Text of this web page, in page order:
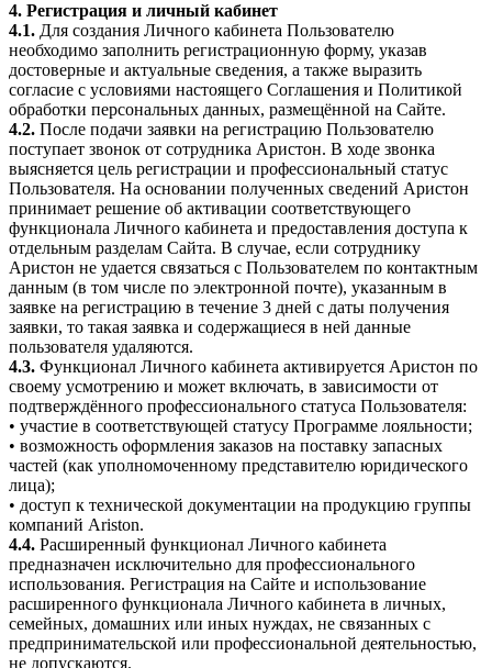
4. Регистрация и личный кабинет
4.1. Для создания Личного кабинета Пользователю
необходимо заполнить регистрационную форму, указав
достоверные и актуальные сведения, а также выразить
согласие с условиями настоящего Соглашения и Политикой
обработки персональных данных, размещённой на Сайте.
4.2. После подачи заявки на регистрацию Пользователю
поступает звонок от сотрудника Аристон. В ходе звонка
выясняется цель регистрации и профессиональный статус
Пользователя. На основании полученных сведений Аристон
принимает решение об активации соответствующего
функционала Личного кабинета и предоставления доступа к
отдельным разделам Сайта. В случае, если сотруднику
Аристон не удается связаться с Пользователем по контактным
данным (в том числе по электронной почте), указанным в
заявке на регистрацию в течение 3 дней с даты получения
заявки, то такая заявка и содержащиеся в ней данные
пользователя удаляются.
4.3. Функционал Личного кабинета активируется Аристон по
своему усмотрению и может включать, в зависимости от
подтверждённого профессионального статуса Пользователя:
• участие в соответствующей статусу Программе лояльности;
• возможность оформления заказов на поставку запасных
частей (как уполномоченному представителю юридического
лица);
• доступ к технической документации на продукцию группы
компаний Ariston.
4.4. Расширенный функционал Личного кабинета
предназначен исключительно для профессионального
использования. Регистрация на Сайте и использование
расширенного функционала Личного кабинета в личных,
семейных, домашних или иных нуждах, не связанных с
предпринимательской или профессиональной деятельностью,
не допускаются.